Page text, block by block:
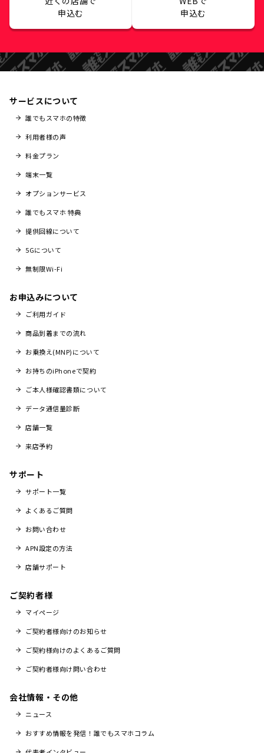
申込む
申込む
サービスについて
誰でもスマホの特徴
利用者様の声
料金プラン
端末一覧
オプションサービス
誰でもスマホ 特典
提供回線について
5Gについて
無制限Wi-Fi
お申込みについて
ご利用ガイド
商品到着までの流れ
お乗換え(MNP)について
お持ちのiPhoneで契約
ご本人様確認書類について
データ通信量診断
店舗一覧
来店予約
サポート
サポート一覧
よくあるご質問
お問い合わせ
APN設定の方法
店舗サポート
ご契約者様
マイページ
ご契約者様向けのお知らせ
ご契約様向けのよくあるご質問
ご契約者様向け問い合わせ
会社情報・その他
ニュース
おすすめ情報を発信！誰でもスマホコラム